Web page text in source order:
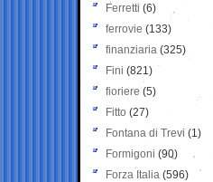
Ferretti (6)
ferrovie (133)
finanziaria (325)
Fini (821)
fioriere (5)
Fitto (27)
Fontana di Trevi (1)
Formigoni (90)
Forza Italia (596)